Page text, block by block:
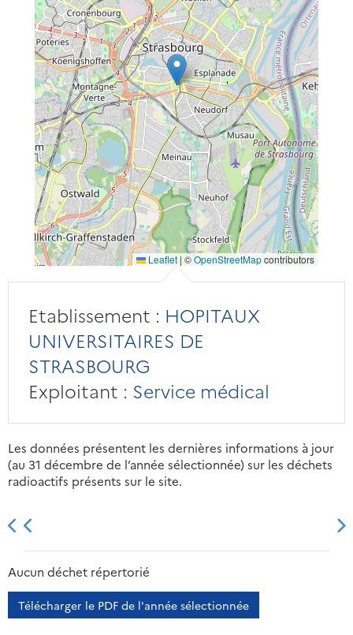
Leaflet | ©OpenStreetMapcontributors
Etablissement : HOPITAUX
UNIVERSITAIRES DE
STRASBOURG
Exploitant : Service médical
Les données présentent les dernières informations à jour
(au 31 décembre de l’année sélectionnée) sur les déchets
radioactifs présents sur le site.
2013 2014
Aucun déchet répertorié
Télécharger le PDF de l'année sélectionnée